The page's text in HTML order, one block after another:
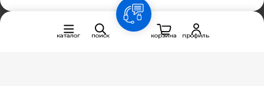
© Ifreez - продажа и установка климатической техники,
каталог поиск
связь
корзина
профиль